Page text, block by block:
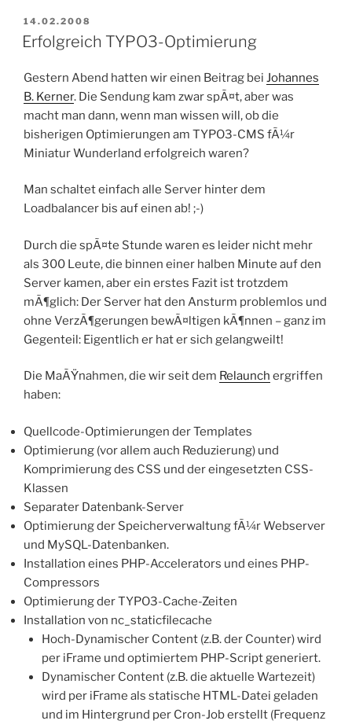
VERÖFFENTLICHT
AM
14.02.2008
Erfolgreich TYPO3-Optimierung
Gestern Abend hatten wir einen Beitrag bei Johannes
B. Kerner. Die Sendung kam zwar spÃ¤t, aber was
macht man dann, wenn man wissen will, ob die
bisherigen Optimierungen am TYPO3-CMS fÃ¼r
Miniatur Wunderland erfolgreich waren?
Man schaltet einfach alle Server hinter dem
Loadbalancer bis auf einen ab! ;-)
Durch die spÃ¤te Stunde waren es leider nicht mehr
als 300 Leute, die binnen einer halben Minute auf den
Server kamen, aber ein erstes Fazit ist trotzdem
mÃ¶glich: Der Server hat den Ansturm problemlos und
ohne VerzÃ¶gerungen bewÃ¤ltigen kÃ¶nnen – ganz im
Gegenteil: Eigentlich er hat er sich gelangweilt!
Die MaÃŸnahmen, die wir seit dem Relaunch ergriffen
haben:
Quellcode-Optimierungen der Templates
Optimierung (vor allem auch Reduzierung) und
Komprimierung des CSS und der eingesetzten CSS-
Klassen
Separater Datenbank-Server
Optimierung der Speicherverwaltung fÃ¼r Webserver
und MySQL-Datenbanken.
Installation eines PHP-Accelerators und eines PHP-
Compressors
Optimierung der TYPO3-Cache-Zeiten
Installation von nc_staticfilecache
Hoch-Dynamischer Content (z.B. der Counter) wird
per iFrame und optimiertem PHP-Script generiert.
Dynamischer Content (z.B. die aktuelle Wartezeit)
wird per iFrame als statische HTML-Datei geladen
und im Hintergrund per Cron-Job erstellt (Frequenz